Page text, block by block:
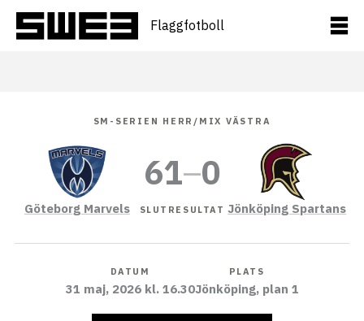
innehåll
Flaggfotboll
SM-SERIEN HERR/MIX VÄSTRA
Göteborg Marvels
61–0
SLUTRESULTAT Jönköping Spartans
DATUM
31 maj, 2026 kl. 16.30
PLATS
Jönköping, plan 1